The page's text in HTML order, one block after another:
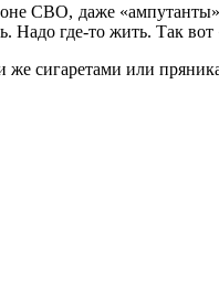
СВО, даже
Надо где-то жить. Так
же сигаретами или